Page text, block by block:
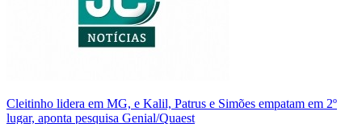
Cleitinho lidera em MG, e Kalil, Patrus e Simões empatam em 2º
lugar, aponta pesquisa Genial/Quaest